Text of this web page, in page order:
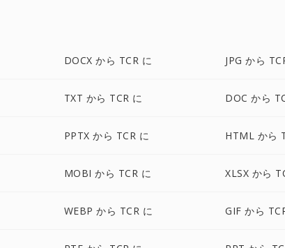
DOCX から TCR に JPG から
TXT から TCR に DOC から
PPTX から TCR に HTML から
MOBI から TCR に XLSX から
WEBP から TCR に GIF から